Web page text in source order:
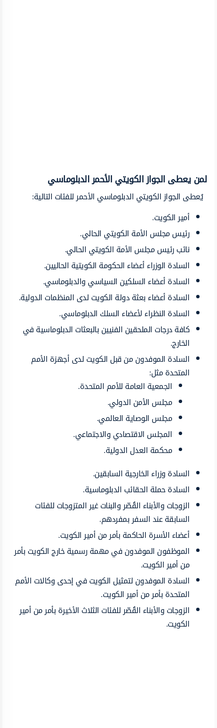
لمن يعطى الجواز الكويتي الأحمر الدبلوماسي
يُعطى الجواز الكويتي الدبلوماسي الأحمر للفئات التالية:
أمير الكويت.
رئيس مجلس الأمة الكويتي الحالي.
نائب رئيس مجلس الأمة الكويتي الحالي.
السادة الوزراء أعضاء الحكومة الكويتية الحاليين.
السادة أعضاء السلكين السياسي والدبلوماسي.
السادة أعضاء بعثة دولة الكويت لدى المنظمات الدولية.
السادة النظراء لأعضاء السلك الدبلوماسي.
كافة درجات الملحقين الفنيين بالبعثات الدبلوماسية في
الخارج.
السادة الموفدون من قبل الكويت لدى أجهزة الأمم
المتحدة مثل:
الجمعية العامة للأمم المتحدة.
مجلس الأمن الدولي.
مجلس الوصاية العالمي.
المجلس الاقتصادي والاجتماعي.
محكمة العدل الدولية.
السادة وزراء الخارجية السابقين.
السادة حملة الحقائب الدبلوماسية.
الزوجات والأبناء القُصّر والبنات غير المتزوجات للفئات
السابقة عند السفر بمفردهم.
أعضاء الأسرة الحاكمة بأمر من أمير الكويت.
الموظفون الموفدون في مهمة رسمية خارج الكويت بأمر
من أمير الكويت.
السادة الموفدون لتمثيل الكويت في إحدى وكالات الأمم
المتحدة بأمر من أمير الكويت.
الزوجات والأبناء القُصّر للفئات الثلاث الأخيرة بأمر من أمير
الكويت.